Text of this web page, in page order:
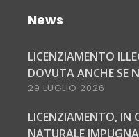
News
LICENZIAMENTO
DOVUTA ANCHE SE
29 LUGLIO 2026
LICENZIAMENTO, IN
NATURALE